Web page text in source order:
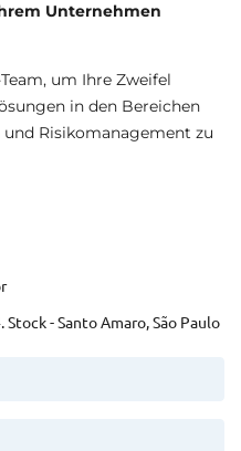
Unternehmen
um Ihre Zweifel
in den Bereichen
Risikomanagement zu
- Santo Amaro, São Paulo